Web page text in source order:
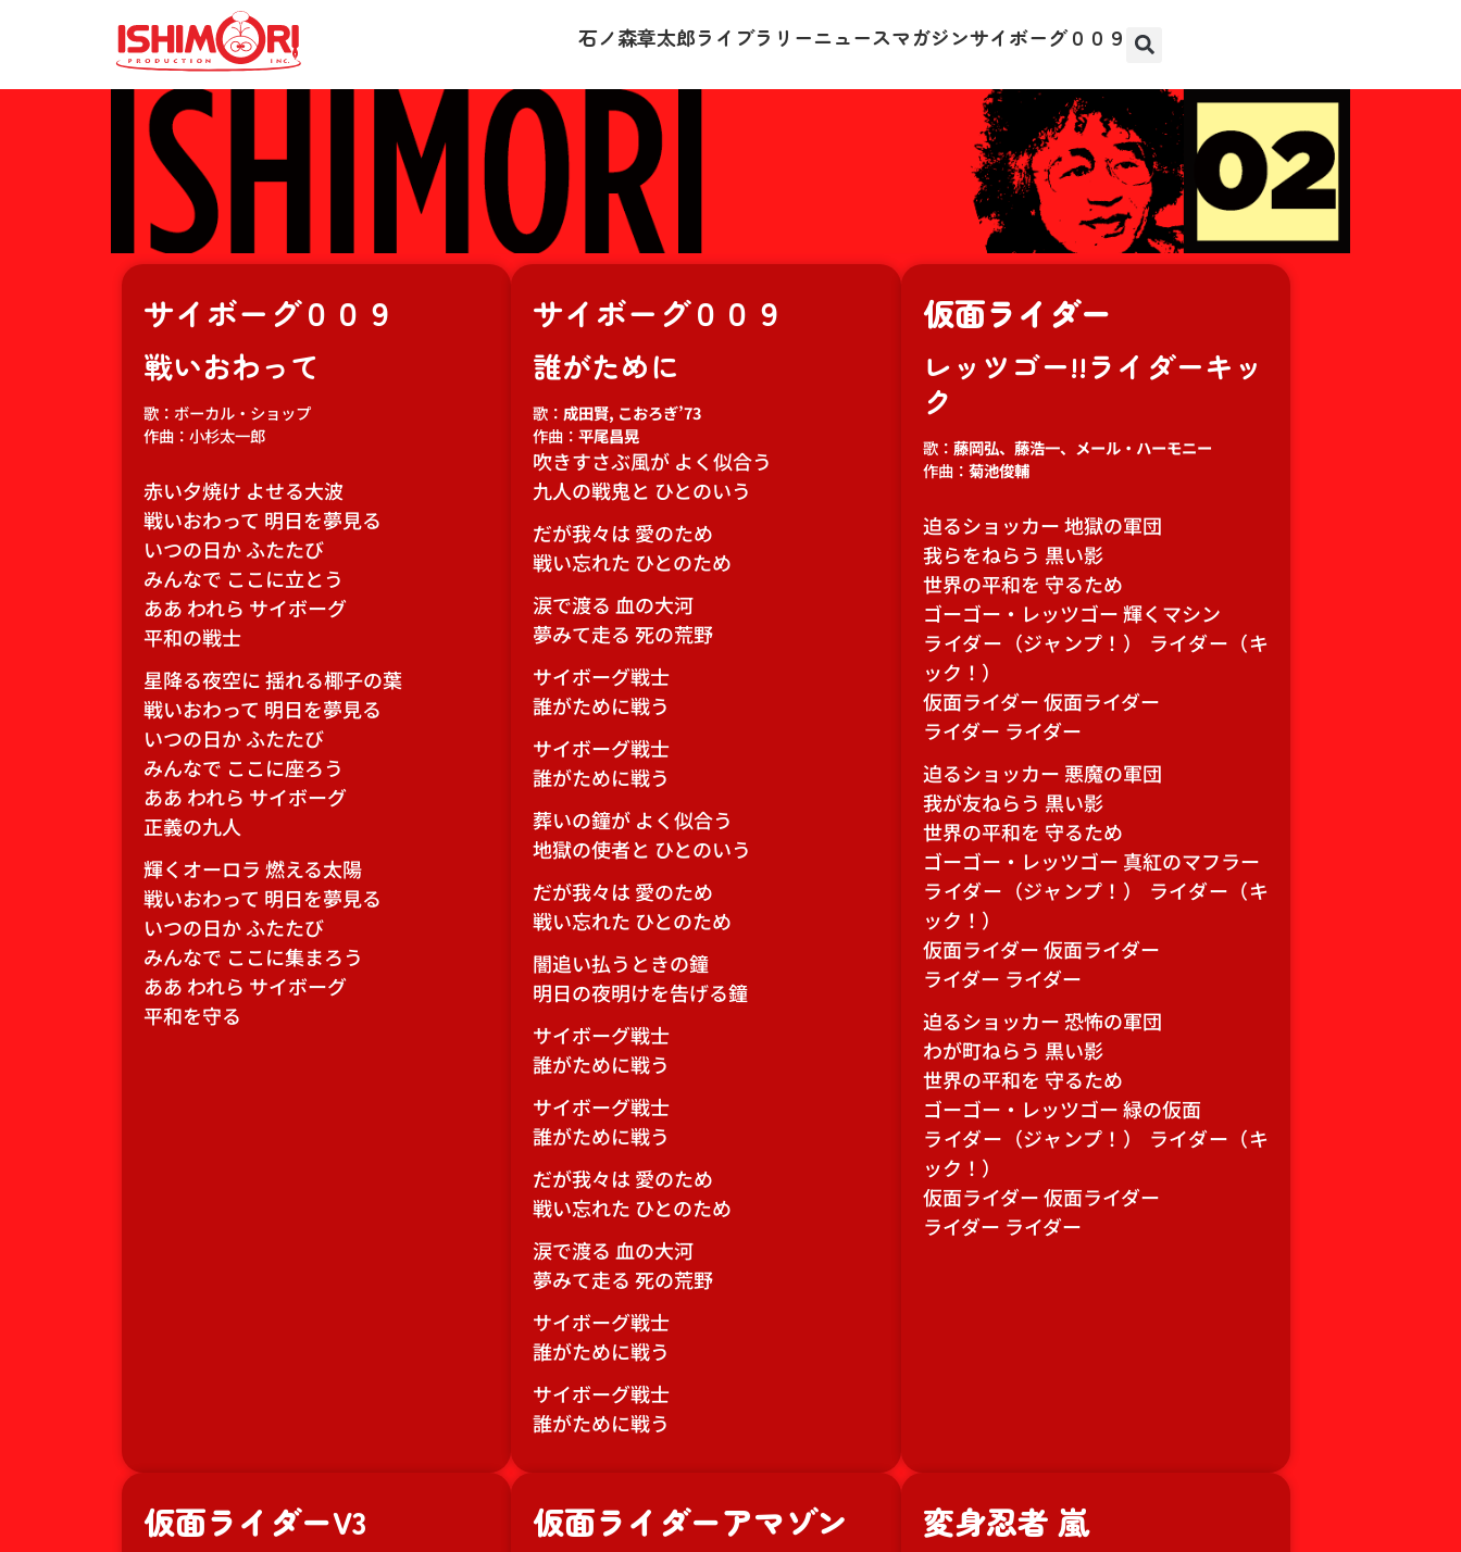
石ノ森章太郎ライブラリーニュースマガジンサイボーグ００９
サイボーグ００９
戦いおわって
歌：ボーカル・ショップ
作曲：小杉太一郎
赤い夕焼け よせる大波
戦いおわって 明日を夢見る
いつの日か ふたたび
みんなで ここに立とう
ああ われら サイボーグ
平和の戦士
星降る夜空に 揺れる椰子の葉
戦いおわって 明日を夢見る
いつの日か ふたたび
みんなで ここに座ろう
ああ われら サイボーグ
正義の九人
輝くオーロラ 燃える太陽
戦いおわって 明日を夢見る
いつの日か ふたたび
みんなで ここに集まろう
ああ われら サイボーグ
平和を守る
サイボーグ００９
誰がために
歌：成田賢, こおろぎ’73
作曲：平尾昌晃
吹きすさぶ風が よく似合う
九人の戦鬼と ひとのいう
だが我々は 愛のため
戦い忘れた ひとのため
涙で渡る 血の大河
夢みて走る 死の荒野
サイボーグ戦士
誰がために戦う
サイボーグ戦士
誰がために戦う
葬いの鐘が よく似合う
地獄の使者と ひとのいう
だが我々は 愛のため
戦い忘れた ひとのため
闇追い払うときの鐘
明日の夜明けを告げる鐘
サイボーグ戦士
誰がために戦う
サイボーグ戦士
誰がために戦う
だが我々は 愛のため
戦い忘れた ひとのため
涙で渡る 血の大河
夢みて走る 死の荒野
サイボーグ戦士
誰がために戦う
サイボーグ戦士
誰がために戦う
仮面ライダー
レッツゴー!!ライダーキッ
ク
歌： 藤岡弘、藤浩一、メール・ハーモニー
作曲： 菊池俊輔
迫るショッカー 地獄の軍団
我らをねらう 黒い影
世界の平和を 守るため
ゴーゴー・レッツゴー 輝くマシン
ライダー（ジャンプ！） ライダー（キ
ック！）
仮面ライダー 仮面ライダー
ライダー ライダー
迫るショッカー 悪魔の軍団
我が友ねらう 黒い影
世界の平和を 守るため
ゴーゴー・レッツゴー 真紅のマフラー
ライダー（ジャンプ！） ライダー（キ
ック！）
仮面ライダー 仮面ライダー
ライダー ライダー
迫るショッカー 恐怖の軍団
わが町ねらう 黒い影
世界の平和を 守るため
ゴーゴー・レッツゴー 緑の仮面
ライダー（ジャンプ！） ライダー（キ
ック！）
仮面ライダー 仮面ライダー
ライダー ライダー
仮面ライダーV3 仮面ライダーアマゾン 変身忍者 嵐